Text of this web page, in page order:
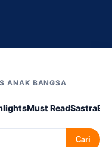
ANAK BANGSA
Must ReadSastra
Cari